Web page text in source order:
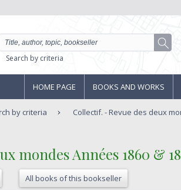
Search by criteria
HOME PAGE BOOKS AND WORKS
by criteria Collectif. - Revue des deux
mondes Années 1860 &
All books of this bookseller